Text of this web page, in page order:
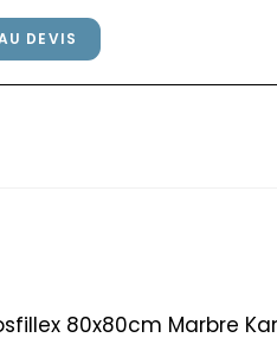
DEVIS
80x80cm Marbre